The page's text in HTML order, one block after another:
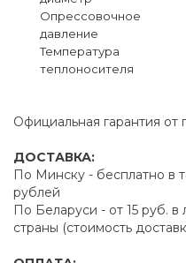
Опрессовочное
давление
Температура
теплоносителя
Официальная гарантия от
ДОСТАВКА:
По Минску - бесплатно в
рублей
По Беларуси - от 15 руб.
страны (стоимость